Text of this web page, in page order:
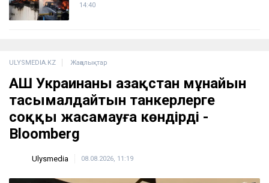
14:40
ULYSMEDIA.KZ Жаңалықтар
АҚШ Украинаны Қазақстан мұнайын
тасымалдайтын танкерлерге
соққы жасамауға көндірді -
Bloomberg
Ulysmedia 08.08.2026, 11:19